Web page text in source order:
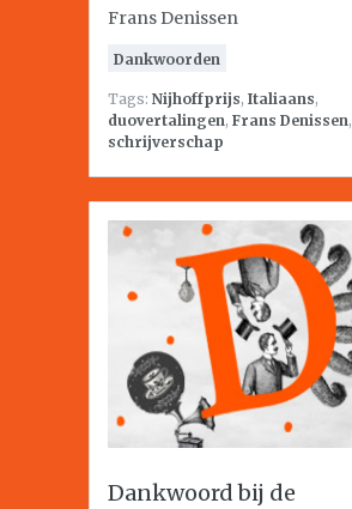
Frans Denissen
Dankwoorden
Tags: Nijhoffprijs, Italiaans,
duovertalingen, Frans Denissen,
schrijverschap
Dankwoord bij de